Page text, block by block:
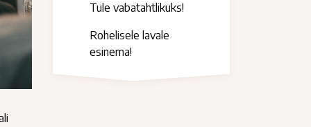
Tule vabatahtlikuks!
Rohelisele lavale
esinema!